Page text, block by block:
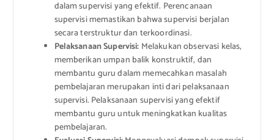
dalam supervisi yang efektif. Perencanaan
supervisi memastikan bahwa supervisi berjalan
secara terstruktur dan terkoordinasi.
Pelaksanaan Supervisi: Melakukan observasi kelas,
memberikan umpan balik konstruktif, dan
membantu guru dalam memecahkan masalah
pembelajaran merupakan inti dari pelaksanaan
supervisi. Pelaksanaan supervisi yang efektif
membantu guru untuk meningkatkan kualitas
pembelajaran.